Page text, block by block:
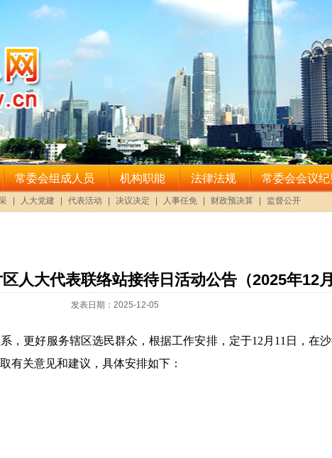
人大代表联络站接待日活动公告（2025年12月
发表日期：2025-12-05
，更好服务辖区选民群众，根据工作安排，定于12月11日，在
有关意见和建议，具体安排如下：